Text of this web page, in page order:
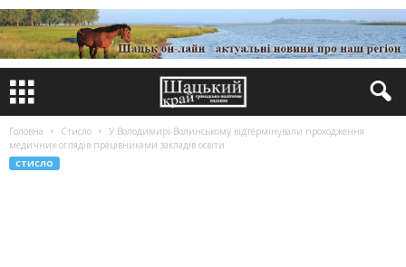
Головна Стисло
У Володимирі-Волинському відтермінували проходження
медичних оглядів працівниками закладів освіти
СТИСЛО